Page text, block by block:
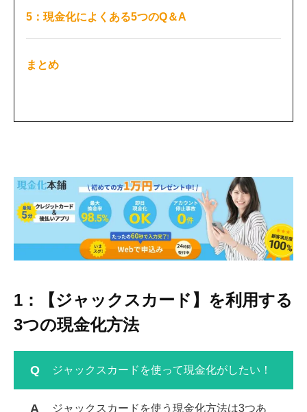
5：現金化によくある5つのQ＆A
まとめ
1：【ジャックスカード】を利用する
3つの現金化方法
ジャックスカードを使って現金化がしたい！
ジャックスカードを使う現金化方法は3つあ